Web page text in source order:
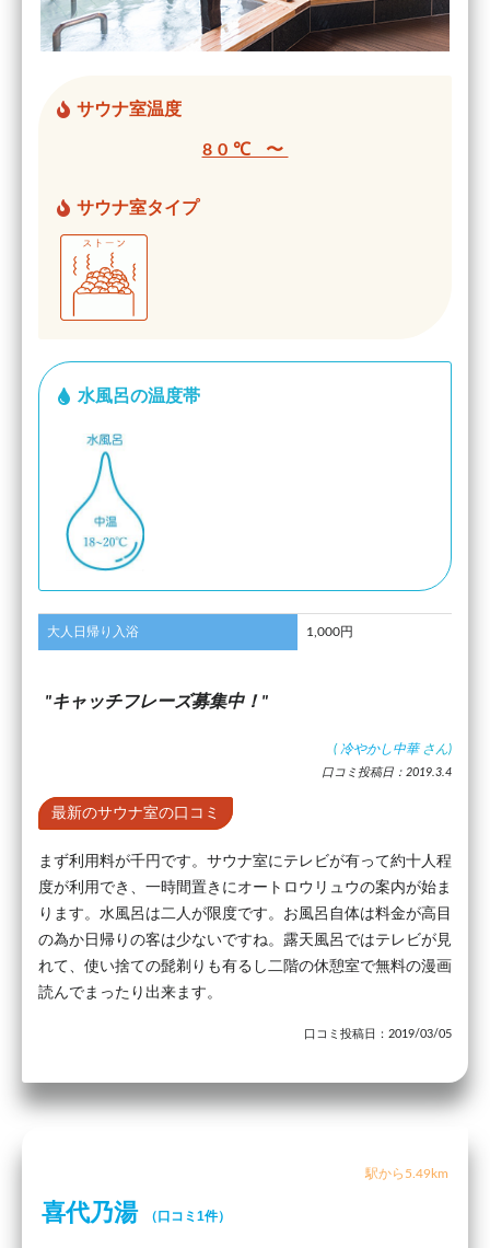
サウナ室温度
80℃ 〜
サウナ室タイプ
水風呂の温度帯
大人日帰り入浴 1,000円
キャッチフレーズ募集中！
( 冷やかし中華 さん)
口コミ投稿日：2019.3.4
最新のサウナ室の口コミ
まず利用料が千円です。サウナ室にテレビが有って約十人程
度が利用でき、一時間置きにオートロウリュウの案内が始ま
ります。水風呂は二人が限度です。お風呂自体は料金が高目
の為か日帰りの客は少ないですね。露天風呂ではテレビが見
れて、使い捨ての髭剃りも有るし二階の休憩室で無料の漫画
読んでまったり出来ます。
口コミ投稿日：2019/03/05
駅から5.49km
喜代乃湯 （口コミ1件）